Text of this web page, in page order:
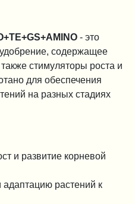
- это
содержащее
стимуляторы роста и
для обеспечения
на разных стадиях
и развитие корневой
растений к